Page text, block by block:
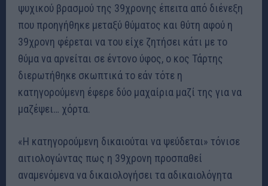
ψυχικού βρασμού της 39χρονης έπειτα από διένεξη
που προηγήθηκε μεταξύ θύματος και θύτη αφού η
39χρονη φέρεται να του είχε ζητήσει κάτι με το
θύμα να αρνείται σε έντονο ύφος, ο κος Τάρτης
διερωτήθηκε σκωπτικά το εάν τότε η
κατηγορούμενη έφερε δύο μαχαίρια μαζί της για να
μαζέψει… χόρτα.
«Η κατηγορούμενη δικαιούται να ψεύδεται» τόνισε
αιτιολογώντας πως η 39χρονη προσπαθεί
αναμενόμενα να δικαιολογήσει τα αδικαιολόγητα